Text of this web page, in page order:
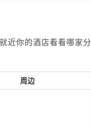
近你的酒店看看哪家分
周边